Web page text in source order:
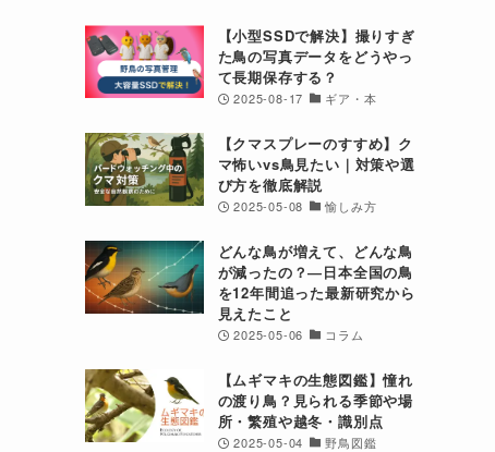
【小型SSDで解決】撮りすぎ
た鳥の写真データをどうやっ
て長期保存する？
2025-08-17 ギア・本
【クマスプレーのすすめ】ク
マ怖いvs鳥見たい｜対策や選
び方を徹底解説
2025-05-08 愉しみ方
どんな鳥が増えて、どんな鳥
が減ったの？―日本全国の鳥
を12年間追った最新研究から
見えたこと
2025-05-06 コラム
【ムギマキの生態図鑑】憧れ
の渡り鳥？見られる季節や場
所・繁殖や越冬・識別点
2025-05-04 野鳥図鑑